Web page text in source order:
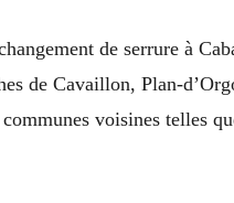
de serrure à
de Cavaillon, Plan-
voisines telles